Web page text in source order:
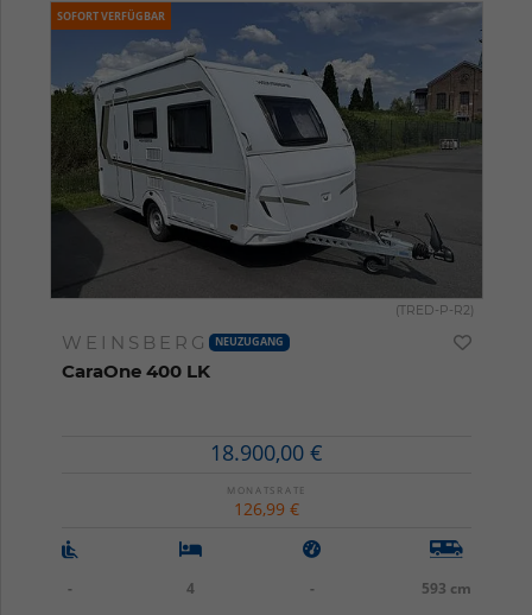
SOFORT VERFÜGBAR
WEINSBERG NEUZUGANG
CaraOne 400 LK
(TRED-P-R2)
18.900,00 €
MONATSRATE
126,99 €
- 4 - 593 cm